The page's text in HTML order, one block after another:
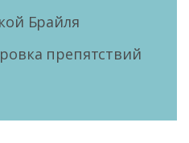
Брайля
препятствий